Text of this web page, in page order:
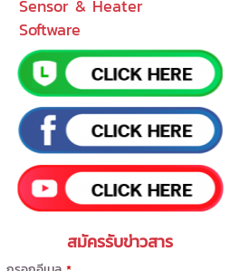
Sensor & Heater
Software
สมัครรับข่าวสาร